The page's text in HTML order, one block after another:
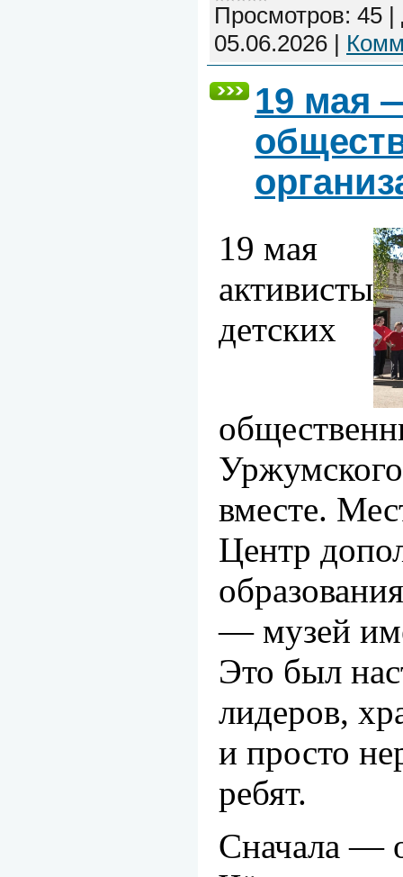
Просмотров: 45 |
05.06.2026 |
19 мая
19 мая
активисты
детских
вместе.
Центр
— музей
Это был
лидеров,
и просто
ребят.
Сначала —